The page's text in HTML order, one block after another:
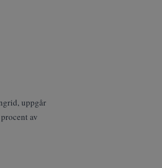
uppgår
av